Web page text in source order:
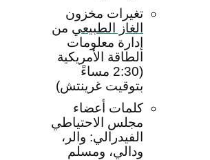
تغيرات مخزون
الغاز الطبيعي من
إدارة معلومات
الطاقة الأمريكية
(2:30 مساءً
بتوقيت غرينتش)
كلمات أعضاء
مجلس الاحتياطي
الفيدرالي: والر،
ودالي، ومسلم